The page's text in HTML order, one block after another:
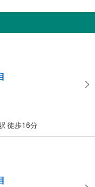
徒歩16分